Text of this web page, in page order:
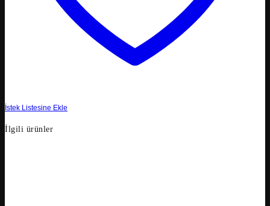
İstek Listesine Ekle
İlgili ürünler